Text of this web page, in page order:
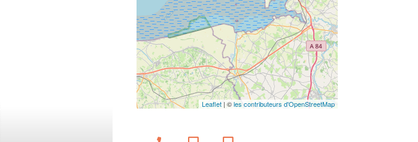
Leaflet| ©les contributeurs d'OpenStreetMap